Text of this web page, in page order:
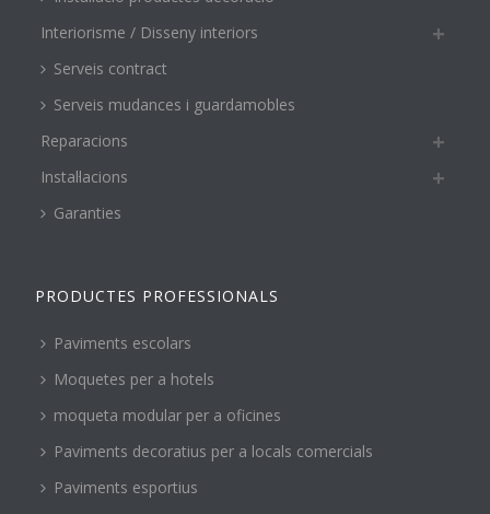
Interiorisme / Disseny interiors
Serveis contract
Serveis mudances i guardamobles
Reparacions
Instal·lacions
Garanties
PRODUCTES PROFESSIONALS
Paviments escolars
Moquetes per a hotels
moqueta modular per a oficines
Paviments decoratius per a locals comercials
Paviments esportius